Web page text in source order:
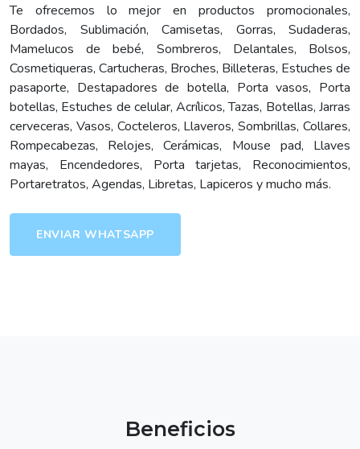
Te ofrecemos lo mejor en productos promocionales,
Bordados, Sublimación, Camisetas, Gorras, Sudaderas,
Mamelucos de bebé, Sombreros, Delantales, Bolsos,
Cosmetiqueras, Cartucheras, Broches, Billeteras, Estuches de
pasaporte, Destapadores de botella, Porta vasos, Porta
botellas, Estuches de celular, Acrílicos, Tazas, Botellas, Jarras
cerveceras, Vasos, Cocteleros, Llaveros, Sombrillas, Collares,
Rompecabezas, Relojes, Cerámicas, Mouse pad, Llaves
mayas, Encendedores, Porta tarjetas, Reconocimientos,
Portaretratos, Agendas, Libretas, Lapiceros y mucho más.
ENVIAR WHATSAPP
Beneficios